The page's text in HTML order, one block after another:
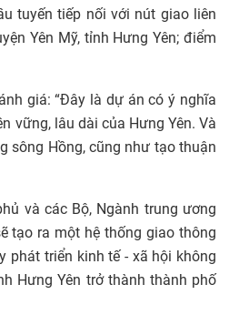
tuyến tiếp nối với nút giao liên
Yên Mỹ, tỉnh Hưng Yên; điểm
giá: “Đây là dự án có ý nghĩa
vững, lâu dài của Hưng Yên. Và
sông Hồng, cũng như tạo thuận
và các Bộ, Ngành trung ương
tạo ra một hệ thống giao thông
phát triển kinh tế - xã hội không
Hưng Yên trở thành thành phố